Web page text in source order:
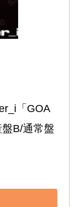
「GOA
B/通常盤